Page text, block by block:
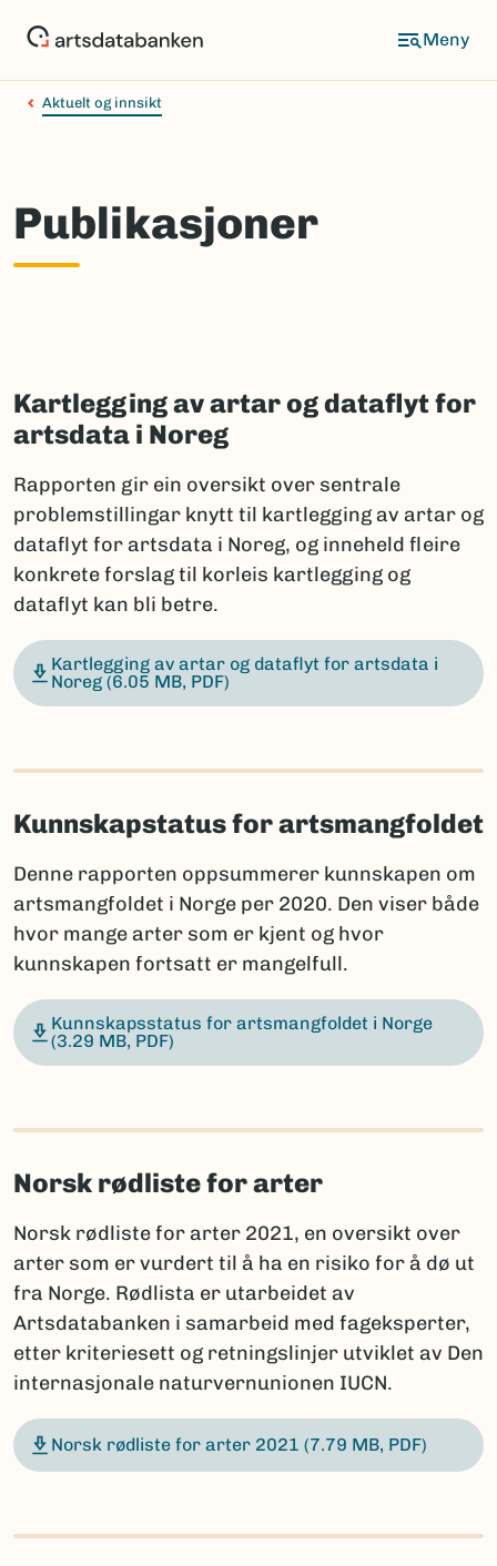
Aktuelt og innsikt
Publikasjoner
Kartlegging av artar og dataflyt for
artsdata i Noreg
Rapporten gir ein oversikt over sentrale
problemstillingar knytt til kartlegging av artar og
dataflyt for artsdata i Noreg, og inneheld fleire
konkrete forslag til korleis kartlegging og
dataflyt kan bli betre.
Kartlegging av artar og dataflyt for artsdata i
Noreg (6.05 MB, PDF)
Kunnskapstatus for artsmangfoldet
Denne rapporten oppsummerer kunnskapen om
artsmangfoldet i Norge per 2020. Den viser både
hvor mange arter som er kjent og hvor
kunnskapen fortsatt er mangelfull.
Kunnskapsstatus for artsmangfoldet i Norge
(3.29 MB, PDF)
Norsk rødliste for arter
Norsk rødliste for arter 2021, en oversikt over
arter som er vurdert til å ha en risiko for å dø ut
fra Norge. Rødlista er utarbeidet av
Artsdatabanken i samarbeid med fageksperter,
etter kriteriesett og retningslinjer utviklet av Den
internasjonale naturvernunionen IUCN.
Norsk rødliste for arter 2021 (7.79 MB, PDF)